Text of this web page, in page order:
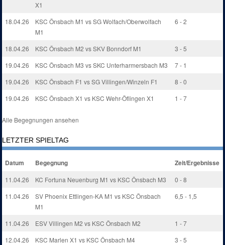
X1
18.04.26
KSC Önsbach M1 vs SG Wolfach/Oberwolfach
M1
6 - 2
18.04.26 KSC Önsbach M2 vs SKV Bonndorf M1
3 - 5
19.04.26
KSC Önsbach M3 vs SKC Unterharmersbach M3
7 - 1
19.04.26
KSC Önsbach F1 vs SG Villingen/Winzeln F1
8 - 0
19.04.26
KSC Önsbach X1 vs KSC Wehr-Öflingen X1 1 - 7
Alle Begegnungen ansehen
LETZTER SPIELTAG
Datum Begegnung Zeit/Ergebnisse
11.04.26 KC Fortuna Neuenburg M1 vs KSC Önsbach M3
0 - 8
11.04.26
SV Phoenix Ettlingen-KA M1 vs KSC Önsbach
M1
6,5 - 1,5
11.04.26 ESV Villingen M2 vs KSC Önsbach M2
1 - 7
12.04.26
KSC Marlen X1 vs KSC Önsbach M4
3 - 5